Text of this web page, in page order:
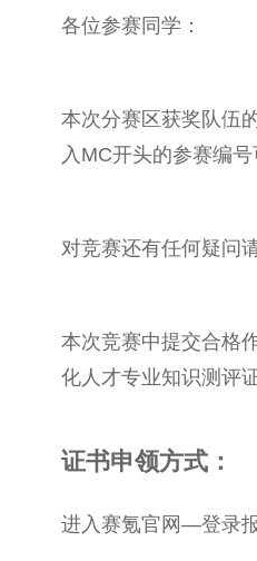
各位参赛同学：
本次分赛区获奖队伍
入MC开头的参赛编
对竞赛还有任何疑问
本次竞赛中提交合格
化人才专业知识测评证
证书申领方式：
进入赛氪官网—登